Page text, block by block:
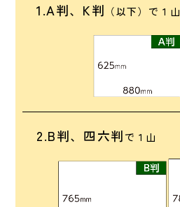
1.A判、K判 （以下）で１山
2.B判、四六判 で１山